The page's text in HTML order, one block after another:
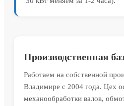
Производственная
Работаем на собственной
Владимире с 2004 года. Цех
механообработки валов,